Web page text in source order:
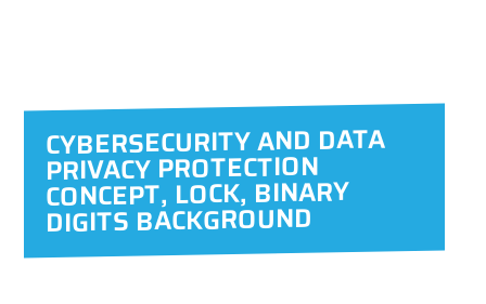
CYBERSECURITY AND DATA
PRIVACY PROTECTION
CONCEPT, LOCK, BINARY
DIGITS BACKGROUND